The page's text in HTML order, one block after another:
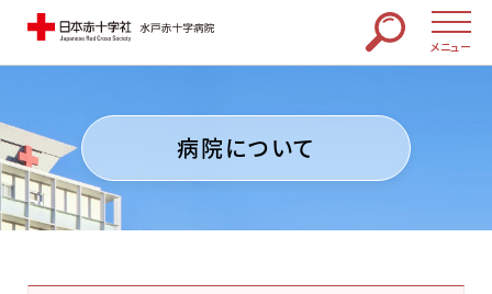
メニュー
病院について